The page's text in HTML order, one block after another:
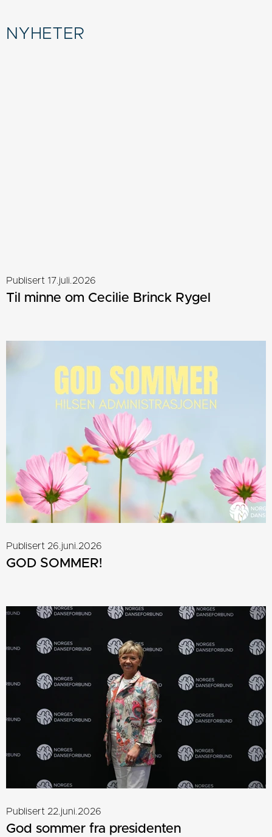
NYHETER
Publisert 17.juli.2026
Til minne om Cecilie Brinck Rygel
Publisert 26.juni.2026
GOD SOMMER!
Publisert 22.juni.2026
God sommer fra presidenten